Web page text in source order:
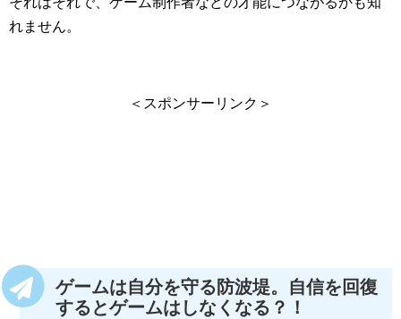
れません。
＜スポンサーリンク＞
ゲームは自分を守る防波堤。自信を回復
するとゲームはしなくなる？！